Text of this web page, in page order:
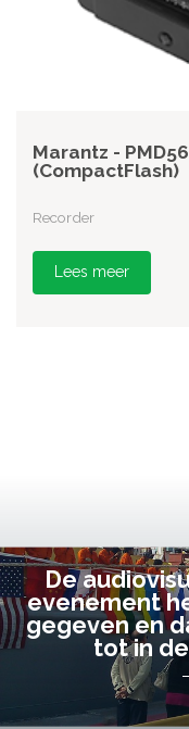
Marantz -
(CompactFlash)
Recorder
Lees meer
De
evenement
gegeven en
tot in